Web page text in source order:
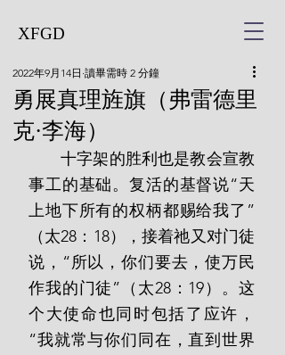
XFGD
勇展真理旌旗（弗雷德里
克·李海）
2022年9月14日 讀畢需時 2 分鐘
       十字架的胜利也是教会宣教
事工的基础。复活的基督说“天
上地下所有的权柄都赐给我了”
（太28：18），接着祂又对门徒
说，“所以，你们要去，使万民
作我的门徒”（太28：19）。这
个大使命也同时包括了应许，
“我就常与你们同在，直到世界